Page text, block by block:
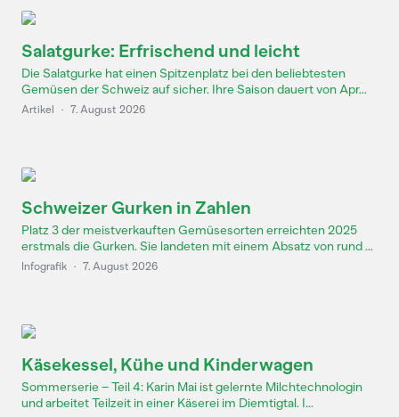
Salatgurke: Erfrischend und leicht
Die Salatgurke hat einen Spitzenplatz bei den beliebtesten
Gemüsen der Schweiz auf sicher. Ihre Saison dauert von Apr...
Artikel · 7. August 2026
Schweizer Gurken in Zahlen
Platz 3 der meistverkauften Gemüsesorten erreichten 2025
erstmals die Gurken. Sie landeten mit einem Absatz von rund ...
Infografik · 7. August 2026
Käsekessel, Kühe und Kinderwagen
Sommerserie – Teil 4: Karin Mai ist gelernte Milchtechnologin
und arbeitet Teilzeit in einer Käserei im Diemtigtal. I...